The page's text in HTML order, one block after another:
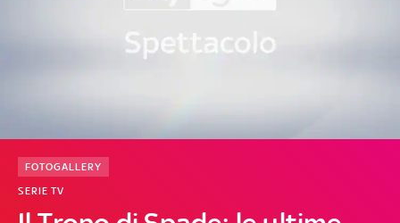
SERIE TV
FOTOGALLERY